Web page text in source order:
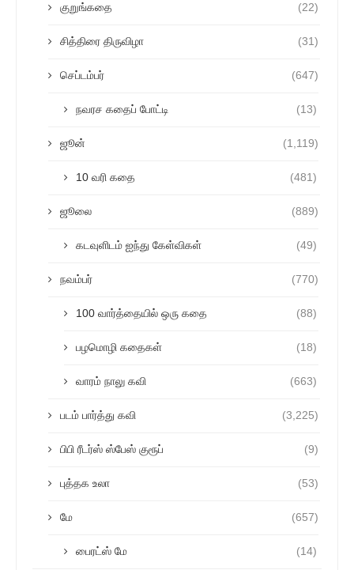
குறுங்கதை (22)
சித்திரை திருவிழா (31)
செப்டம்பர் (647)
நவரச கதைப் போட்டி (13)
ஜூன் (1,119)
10 வரி கதை (481)
ஜூலை (889)
கடவுளிடம் ஐந்து கேள்விகள் (49)
நவம்பர் (770)
100 வார்த்தையில் ஒரு கதை (88)
பழமொழி கதைகள் (18)
வாரம் நாலு கவி (663)
படம் பார்த்து கவி (3,225)
பிபி ரீடர்ஸ் ஸ்பேஸ் குரூப் (9)
புத்தக உலா (53)
மே (657)
பைரட்ஸ் மே (14)